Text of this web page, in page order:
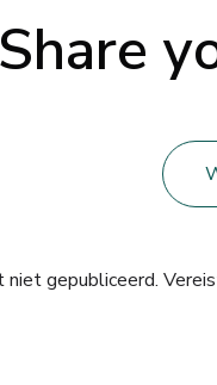
Share
niet gepubliceerd.